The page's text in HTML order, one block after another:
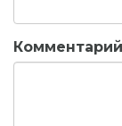
Комментарий